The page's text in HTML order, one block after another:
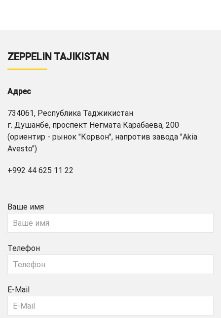
ZEPPELIN TAJIKISTAN
Адрес
734061, Республика Таджикистан
г. Душанбе, проспект Негмата Карабаева, 200
(ориентир - рынок "Корвон", напротив завода "Akia
Avesto")
+992 44 625 11 22
Ваше имя
Телефон
E-Mail